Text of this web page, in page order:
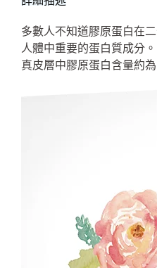
多數人不知道膠原蛋白在
人體中重要的蛋白質成分。
真皮層中膠原蛋白含量約